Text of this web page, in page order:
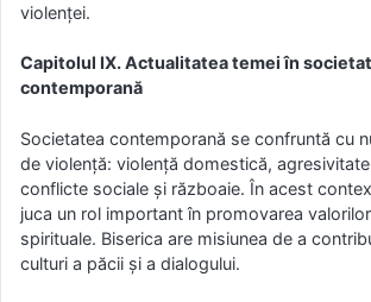
violenței.
Capitolul IX. Actualitatea temei în
contemporană
Societatea contemporană se confruntă cu
de violență: violență domestică,
conflicte sociale și războaie. În acest
juca un rol important în promovarea
spirituale. Biserica are misiunea de a
culturi a păcii și a dialogului.